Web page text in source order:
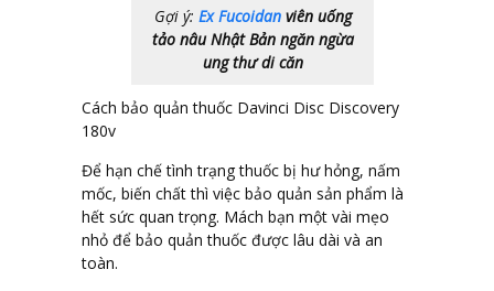
Gợi ý: Ex Fucoidanviên uống
tảo nâu Nhật Bản ngăn ngừa
ung thư di căn
Cách bảo quản thuốc Davinci Disc Discovery
180v
Để hạn chế tình trạng thuốc bị hư hỏng, nấm
mốc, biến chất thì việc bảo quản sản phẩm là
hết sức quan trọng. Mách bạn một vài mẹo
nhỏ để bảo quản thuốc được lâu dài và an
toàn.